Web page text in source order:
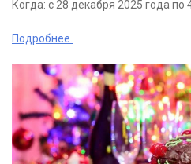
Когда: с 28 декабря 2025 года по
Подробнее.